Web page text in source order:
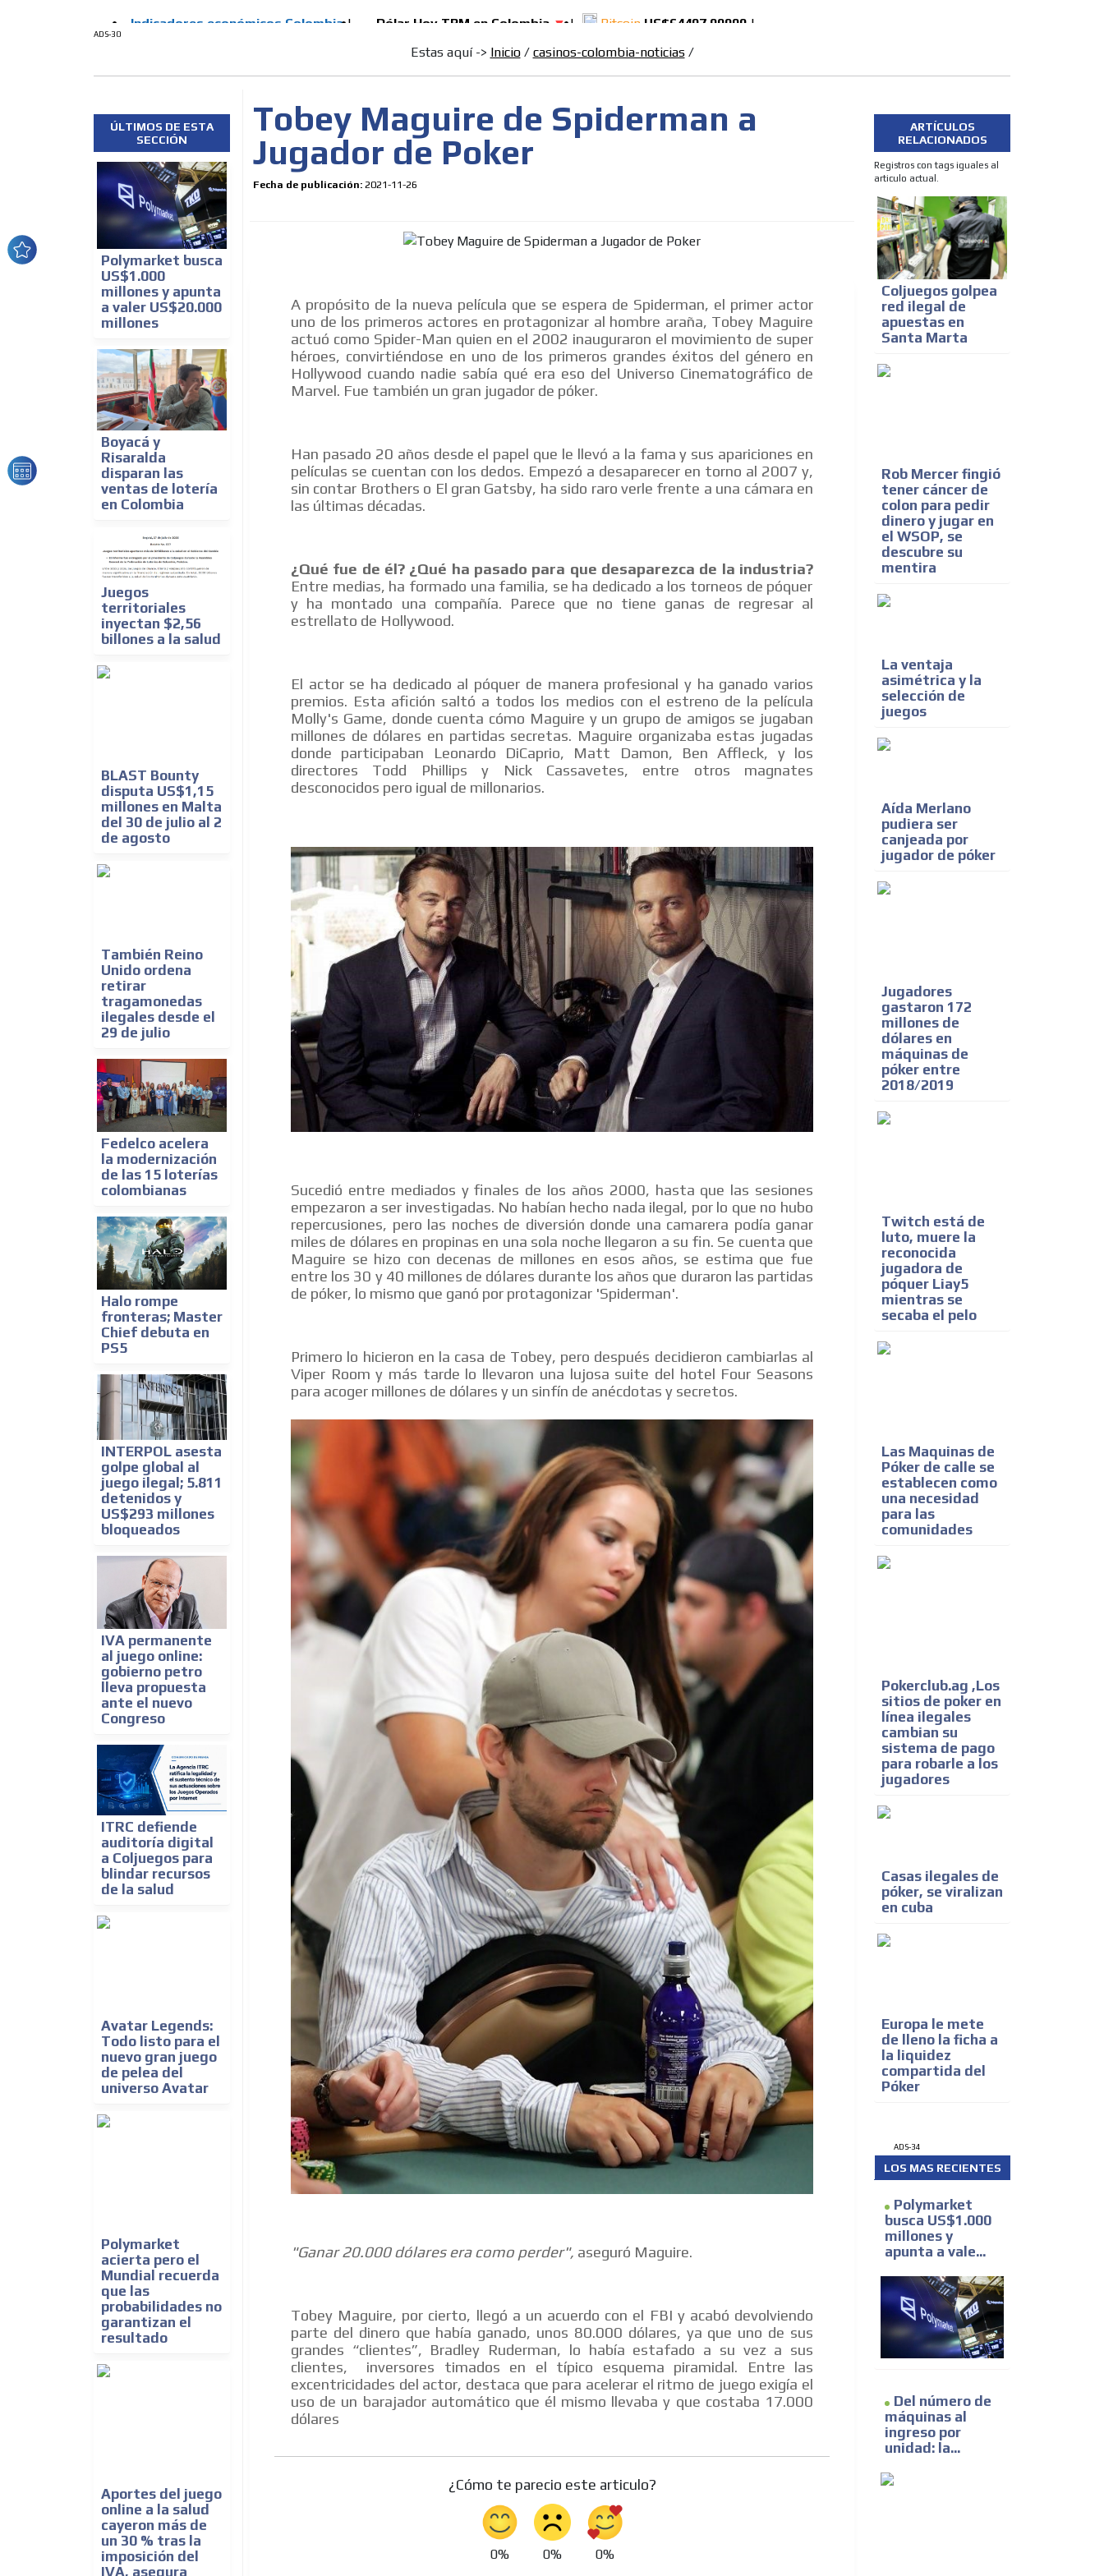
Tobey Maguire de Spiderman a Jugador de Poker
ADS-30
Estas aquí -> Inicio/ casinos-colombia-noticias/
ÚLTIMOS DE ESTA
SECCIÓN
Polymarket busca
US$1.000
millones y apunta
a valer US$20.000
millones
Boyacá y
Risaralda
disparan las
ventas de lotería
en Colombia
Juegos
territoriales
inyectan $2,56
billones a la salud
BLAST Bounty
disputa US$1,15
millones en Malta
del 30 de julio al 2
de agosto
También Reino
Unido ordena
retirar
tragamonedas
ilegales desde el
29 de julio
Fedelco acelera
la modernización
de las 15 loterías
colombianas
Halo rompe
fronteras; Master
Chief debuta en
PS5
INTERPOL asesta
golpe global al
juego ilegal; 5.811
detenidos y
US$293 millones
bloqueados
IVA permanente
al juego online:
gobierno petro
lleva propuesta
ante el nuevo
Congreso
ITRC defiende
auditoría digital
a Coljuegos para
blindar recursos
de la salud
Avatar Legends:
Todo listo para el
nuevo gran juego
de pelea del
universo Avatar
Polymarket
acierta pero el
Mundial recuerda
que las
probabilidades no
garantizan el
resultado
Aportes del juego
online a la salud
cayeron más de
un 30 % tras la
imposición del
IVA, asegura
Tobey Maguire de Spiderman a
Jugador de Poker
Fecha de publicación: 2021-11-26
A propósito de la nueva película que se espera de Spiderman, el primer actor
uno de los primeros actores en protagonizar al hombre araña, Tobey Maguire
actuó como Spider-Man quien en el 2002 inauguraron el movimiento de super
héroes, convirtiéndose en uno de los primeros grandes éxitos del género en
Hollywood cuando nadie sabía qué era eso del Universo Cinematográfico de
Marvel. Fue también un gran jugador de póker.
Han pasado 20 años desde el papel que le llevó a la fama y sus apariciones en
películas se cuentan con los dedos. Empezó a desaparecer en torno al 2007 y,
sin contar Brothers o El gran Gatsby, ha sido raro verle frente a una cámara en
las últimas décadas.
¿Qué fue de él? ¿Qué ha pasado para que desaparezca de la industria?
Entre medias, ha formado una familia, se ha dedicado a los torneos de póquer
y ha montado una compañía. Parece que no tiene ganas de regresar al
estrellato de Hollywood.
El actor se ha dedicado al póquer de manera profesional y ha ganado varios
premios. Esta afición saltó a todos los medios con el estreno de la película
Molly's Game, donde cuenta cómo Maguire y un grupo de amigos se jugaban
millones de dólares en partidas secretas. Maguire organizaba estas jugadas
donde participaban Leonardo DiCaprio, Matt Damon, Ben Affleck, y los
directores Todd Phillips y Nick Cassavetes, entre otros magnates
desconocidos pero igual de millonarios.
Sucedió entre mediados y finales de los años 2000, hasta que las sesiones
empezaron a ser investigadas. No habían hecho nada ilegal, por lo que no hubo
repercusiones, pero las noches de diversión donde una camarera podía ganar
miles de dólares en propinas en una sola noche llegaron a su fin. Se cuenta que
Maguire se hizo con decenas de millones en esos años, se estima que fue
entre los 30 y 40 millones de dólares durante los años que duraron las partidas
de póker, lo mismo que ganó por protagonizar 'Spiderman'.
Primero lo hicieron en la casa de Tobey, pero después decidieron cambiarlas al
Viper Room y más tarde lo llevaron una lujosa suite del hotel Four Seasons
para acoger millones de dólares y un sinfín de anécdotas y secretos.
"Ganar 20.000 dólares era como perder", aseguró Maguire.
Tobey Maguire, por cierto, llegó a un acuerdo con el FBI y acabó devolviendo
parte del dinero que había ganado, unos 80.000 dólares, ya que uno de sus
grandes “clientes”, Bradley Ruderman, lo había estafado a su vez a sus
clientes, inversores timados en el típico esquema piramidal. Entre las
excentricidades del actor, destaca que para acelerar el ritmo de juego exigía el
uso de un barajador automático que él mismo llevaba y que costaba 17.000
dólares
¿Cómo te parecio este articulo?
0% 0% 0%
ARTÍCULOS
RELACIONADOS
Registros con tags iguales al
articulo actual.
Coljuegos golpea
red ilegal de
apuestas en
Santa Marta
Rob Mercer fingió
tener cáncer de
colon para pedir
dinero y jugar en
el WSOP, se
descubre su
mentira
La ventaja
asimétrica y la
selección de
juegos
Aída Merlano
pudiera ser
canjeada por
jugador de póker
Jugadores
gastaron 172
millones de
dólares en
máquinas de
póker entre
2018/2019
Twitch está de
luto, muere la
reconocida
jugadora de
póquer Liay5
mientras se
secaba el pelo
Las Maquinas de
Póker de calle se
establecen como
una necesidad
para las
comunidades
Pokerclub.ag ,Los
sitios de poker en
línea ilegales
cambian su
sistema de pago
para robarle a los
jugadores
Casas ilegales de
póker, se viralizan
en cuba
Europa le mete
de lleno la ficha a
la liquidez
compartida del
Póker
ADS-34
LOS MAS RECIENTES
Polymarket
busca US$1.000
millones y
apunta a vale...
Del número de
máquinas al
ingreso por
unidad: la...
ADVERTISEMENT
MEDIUM